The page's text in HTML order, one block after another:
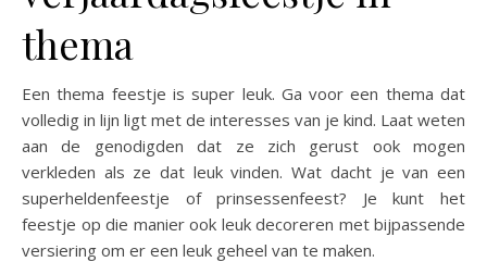
thema
Een thema feestje is super leuk. Ga voor een thema dat
volledig in lijn ligt met de interesses van je kind. Laat weten
aan de genodigden dat ze zich gerust ook mogen
verkleden als ze dat leuk vinden. Wat dacht je van een
superheldenfeestje of prinsessenfeest? Je kunt het
feestje op die manier ook leuk decoreren met bijpassende
versiering om er een leuk geheel van te maken.